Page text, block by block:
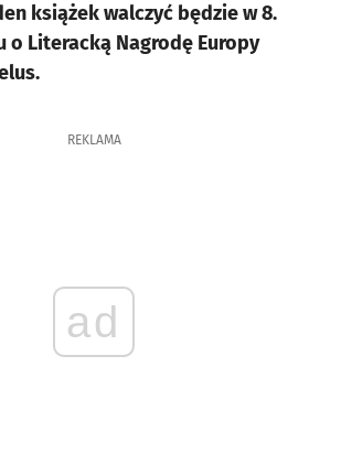
książek walczyć będzie w 8.
o Literacką Nagrodę Europy
REKLAMA
ad